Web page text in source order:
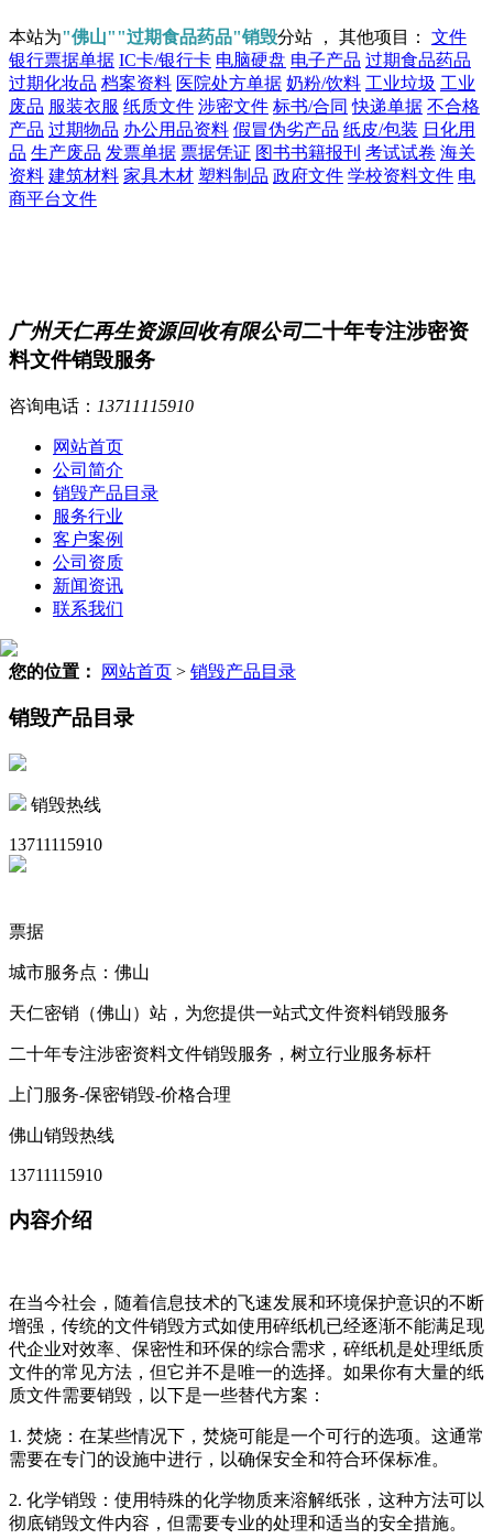
本站为"佛山""过期食品药品"销毁分站 ， 其他项目： 文件
银行票据单据 IC卡/银行卡 电脑硬盘 电子产品 过期食品药品
过期化妆品 档案资料 医院处方单据 奶粉/饮料 工业垃圾 工业
废品 服装衣服 纸质文件 涉密文件 标书/合同 快递单据 不合格
产品 过期物品 办公用品资料 假冒伪劣产品 纸皮/包装 日化用
品 生产废品 发票单据 票据凭证 图书书籍报刊 考试试卷 海关
资料 建筑材料 家具木材 塑料制品 政府文件 学校资料文件 电
商平台文件
广州天仁再生资源回收有限公司二十年专注涉密资
料文件销毁服务
咨询电话： 13711115910
网站首页
公司简介
销毁产品目录
服务行业
客户案例
公司资质
新闻资讯
联系我们
您的位置： 网站首页 > 销毁产品目录
销毁产品目录
销毁热线
13711115910
票据
城市服务点：佛山
天仁密销（佛山）站，为您提供一站式文件资料销毁服务
二十年专注涉密资料文件销毁服务，树立行业服务标杆
上门服务-保密销毁-价格合理
佛山销毁热线
13711115910
内容介绍
在当今社会，随着信息技术的飞速发展和环境保护意识的不断
增强，传统的文件销毁方式如使用碎纸机已经逐渐不能满足现
代企业对效率、保密性和环保的综合需求，碎纸机是处理纸质
文件的常见方法，但它并不是唯一的选择。如果你有大量的纸
质文件需要销毁，以下是一些替代方案：
1. 焚烧：在某些情况下，焚烧可能是一个可行的选项。这通常
需要在专门的设施中进行，以确保安全和符合环保标准。
2. 化学销毁：使用特殊的化学物质来溶解纸张，这种方法可以
彻底销毁文件内容，但需要专业的处理和适当的安全措施。